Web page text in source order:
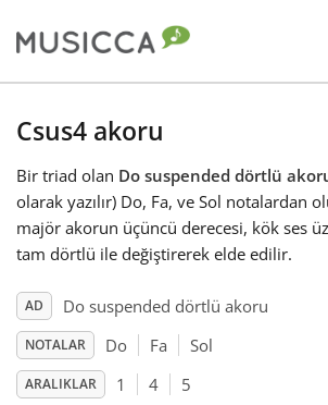
Български
Dansk
Deutsch
English
Csus4 akoru
Bir triad olan Do suspended dörtlü
olarak yazılır) Do, Fa, ve Sol notalardan
majör akorun üçüncü derecesi, kök ses
tam dörtlü ile değiştirerek elde edilir.
AD Do suspended dörtlü akoru
NOTALAR Do Fa Sol
ARALIKLAR 1 4 5